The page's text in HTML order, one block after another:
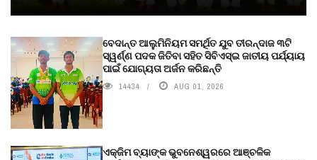
ବେଦାନ୍ତ ଆଲୁମିନିୟମ ସମର୍ଥିତ ଯୁବ ତୀରନ୍ଦାଜ ୩ଟି
ସ୍ୱର୍ଣ୍ଣ ପଦକ ଜିତିବା ସହିତ ସିବିଏସ୍ଇ ଜାତୀୟ ପର୍ଯ୍ୟାୟ
ପାଇଁ ଯୋଗ୍ୟତା ଅର୍ଜନ କରିଛନ୍ତି
14434 AUG 01, 2026
ଏକ୍ଜିମ ବ୍ୟାଙ୍କ ଭୁବନେଶ୍ୱରରେ ଆଞ୍ଚଳିକ